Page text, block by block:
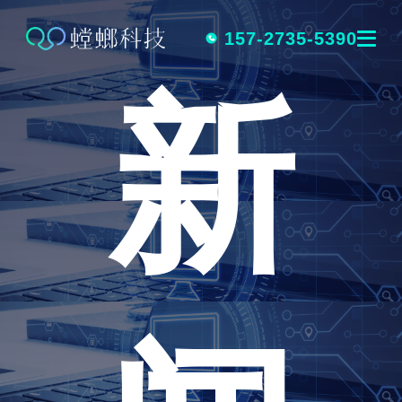
跳
内
容
157-2735-5390
新